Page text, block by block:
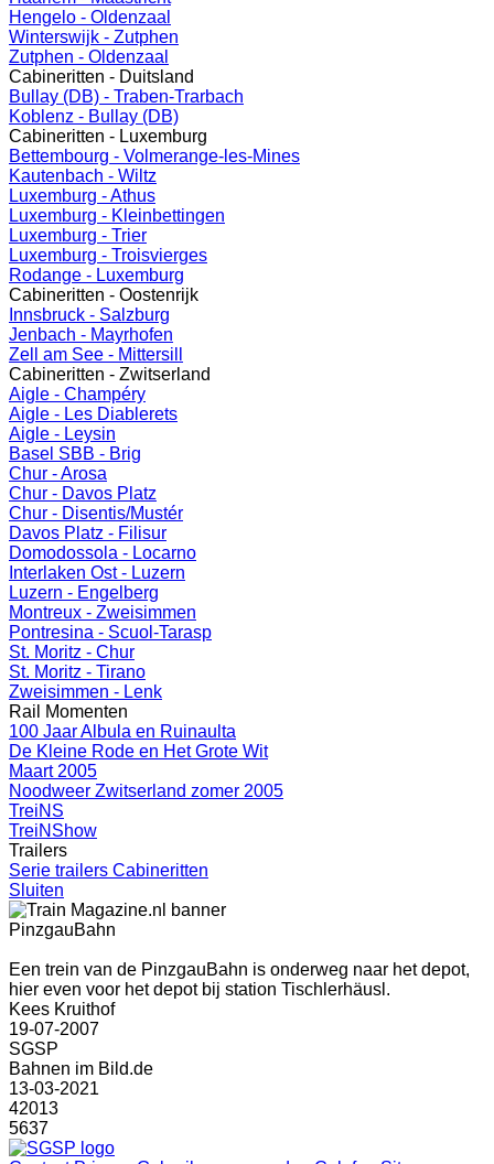
Hengelo - Oldenzaal
Winterswijk - Zutphen
Zutphen - Oldenzaal
Cabineritten - Duitsland
Bullay (DB) - Traben-Trarbach
Koblenz - Bullay (DB)
Cabineritten - Luxemburg
Bettembourg - Volmerange-les-Mines
Kautenbach - Wiltz
Luxemburg - Athus
Luxemburg - Kleinbettingen
Luxemburg - Trier
Luxemburg - Troisvierges
Rodange - Luxemburg
Cabineritten - Oostenrijk
Innsbruck - Salzburg
Jenbach - Mayrhofen
Zell am See - Mittersill
Cabineritten - Zwitserland
Aigle - Champéry
Aigle - Les Diablerets
Aigle - Leysin
Basel SBB - Brig
Chur - Arosa
Chur - Davos Platz
Chur - Disentis/Mustér
Davos Platz - Filisur
Domodossola - Locarno
Interlaken Ost - Luzern
Luzern - Engelberg
Montreux - Zweisimmen
Pontresina - Scuol-Tarasp
St. Moritz - Chur
St. Moritz - Tirano
Zweisimmen - Lenk
Rail Momenten
100 Jaar Albula en Ruinaulta
De Kleine Rode en Het Grote Wit
Maart 2005
Noodweer Zwitserland zomer 2005
TreiNS
TreiNShow
Trailers
Serie trailers Cabineritten
Sluiten
PinzgauBahn
Een trein van de PinzgauBahn is onderweg naar het depot,
hier even voor het depot bij station Tischlerhäusl.
Kees Kruithof
19-07-2007
SGSP
Bahnen im Bild.de
13-03-2021
42013
5637